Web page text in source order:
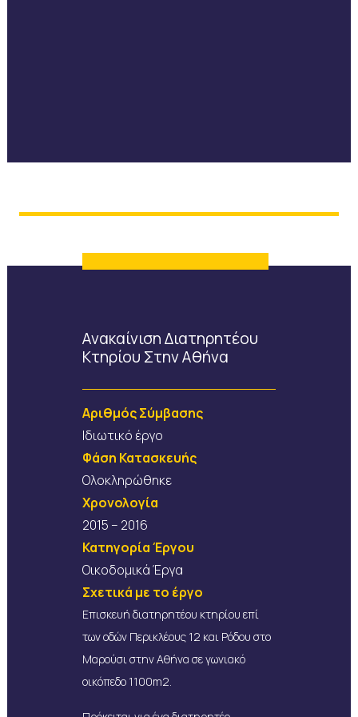
Ανακαίνιση Διατηρητέου
Κτηρίου Στην Αθήνα
Αριθμός Σύμβασης
Ιδιωτικό έργο
Φάση Κατασκευής
Ολοκληρώθηκε
Χρονολογία
2015 – 2016
Κατηγορία Έργου
Οικοδομικά Έργα
Σχετικά με το έργο
Επισκευή διατηρητέου κτηρίου επί
των οδών Περικλέους 12 και Ρόδου στο
Μαρούσι στην Αθήνα σε γωνιακό
οικόπεδο 1100m2.